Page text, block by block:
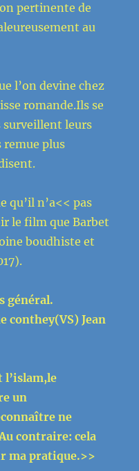
pertinente de
au
l’on devine chez
romande.Ils se
surveillent leurs
remue plus
qu’il n’a<< pas
le film que Barbet
boudhiste et
général.
conthey(VS) Jean
l’islam,le
un
ne
contraire: cela
ma pratique.>>